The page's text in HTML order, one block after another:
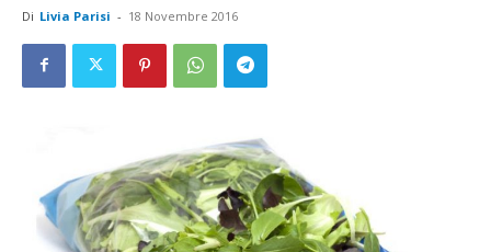
Di Livia Parisi - 18 Novembre 2016